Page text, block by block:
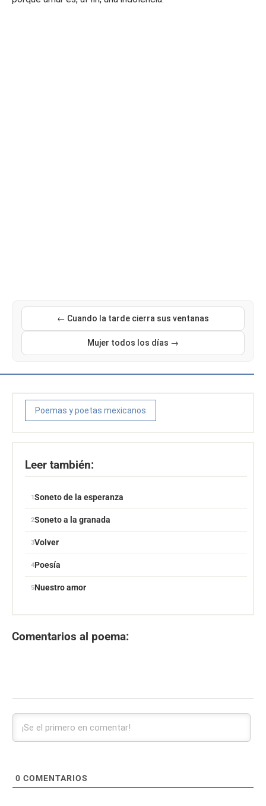
← Cuando la tarde cierra sus ventanas
Mujer todos los días →
Poemas y poetas mexicanos
Leer también:
Soneto de la esperanza
Soneto a la granada
Volver
Poesía
Nuestro amor
Comentarios al poema:
0 COMENTARIOS